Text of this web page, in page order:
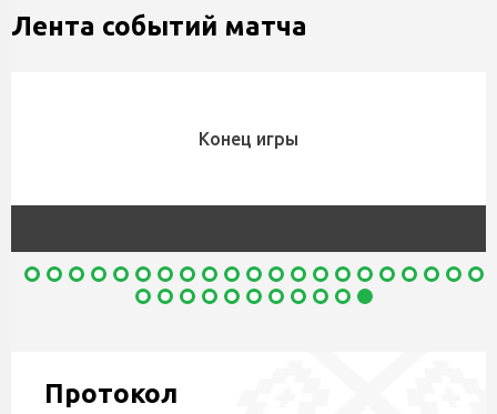
Лента событий матча
Конец игры
Протокол